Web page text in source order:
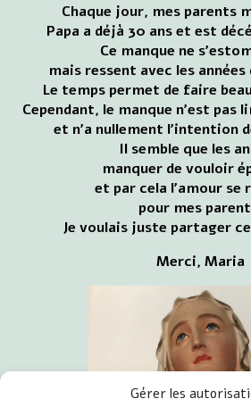
Gérer les
Chaque jour, mes parents
Papa a déjà 30 ans et est
Ce manque ne
mais ressent avec les
Le temps permet de faire
Cependant, le manque n'est pas
et n'a nullement l'intention
Il semble que les
manquer de vouloir
et par cela l'amour se
pour mes
Je voulais juste partager
Merci, Maria